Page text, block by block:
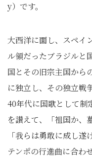
y）です。
大西洋に面し、スペイ
ル領だったブラジルと
国とその旧宗主国から
に独立し、その独立戦
40年代に国歌として制
を讃えて、「祖国か、
「我らは勇敢に成し
テンポの行進曲に合わ